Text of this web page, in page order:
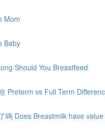
Mom
Baby
Should You Breastfeed
Preterm vs Full Term
嗎 Does Breastmilk have